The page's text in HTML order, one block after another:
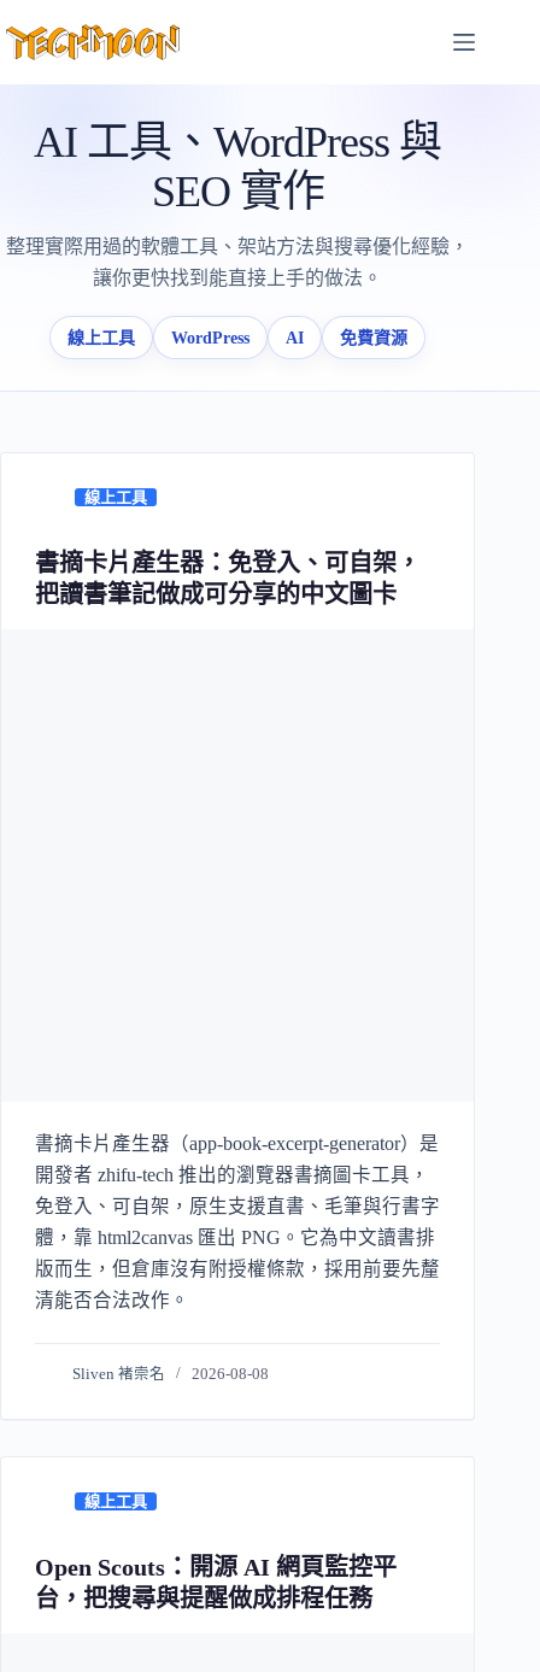
至
AI 工具、WordPress 與
SEO 實作
整理實際用過的軟體工具、架站方法與搜尋優化經驗，
讓你更快找到能直接上手的做法。
線上工具 WordPress AI 免費資源
線上工具
書摘卡片產生器：免登入、可自架，
把讀書筆記做成可分享的中文圖卡
書摘卡片產生器（app-book-excerpt-generator）是
開發者 zhifu-tech 推出的瀏覽器書摘圖卡工具，
免登入、可自架，原生支援直書、毛筆與行書字
體，靠 html2canvas 匯出 PNG。它為中文讀書排
版而生，但倉庫沒有附授權條款，採用前要先釐
清能否合法改作。
Sliven 褚崇名 2026-08-08
線上工具
Open Scouts：開源 AI 網頁監控平
台，把搜尋與提醒做成排程任務